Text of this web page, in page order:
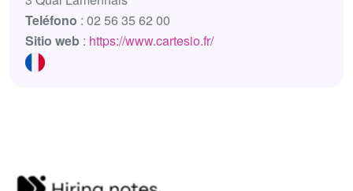
Teléfono : 02 56 35 62 00
Sitio web : https://www.cartesio.fr/